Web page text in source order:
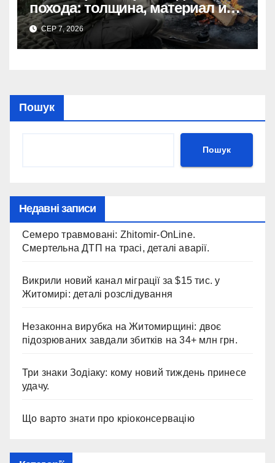
похода: толщина, материал и
размер
СЕР 7, 2026
Пошук
Пошук
Недавні записи
Семеро травмовані: Zhitomir-OnLine.
Смертельна ДТП на трасі, деталі аварії.
Викрили новий канал міграції за $15 тис. у
Житомирі: деталі розслідування
Незаконна вирубка на Житомирщині: двоє
підозрюваних завдали збитків на 34+ млн грн.
Три знаки Зодіаку: кому новий тиждень принесе
удачу.
Що варто знати про кріоконсервацію